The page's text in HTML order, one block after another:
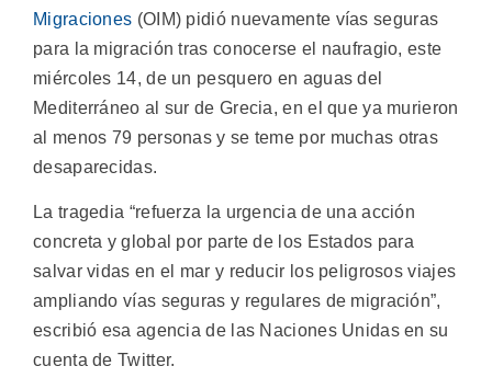
Migraciones (OIM) pidió nuevamente vías seguras
para la migración tras conocerse el naufragio, este
miércoles 14, de un pesquero en aguas del
Mediterráneo al sur de Grecia, en el que ya murieron
al menos 79 personas y se teme por muchas otras
desaparecidas.
La tragedia “refuerza la urgencia de una acción
concreta y global por parte de los Estados para
salvar vidas en el mar y reducir los peligrosos viajes
ampliando vías seguras y regulares de migración”,
escribió esa agencia de las Naciones Unidas en su
cuenta de Twitter.